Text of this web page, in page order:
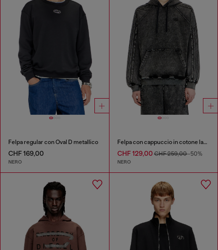
Felpa regular con Oval D metallico
CHF 169,00
NERO
Felpa con cappuccio in cotone lavato con ricamo Oval D
CHF 129,00CHF 259,00-50%
NERO